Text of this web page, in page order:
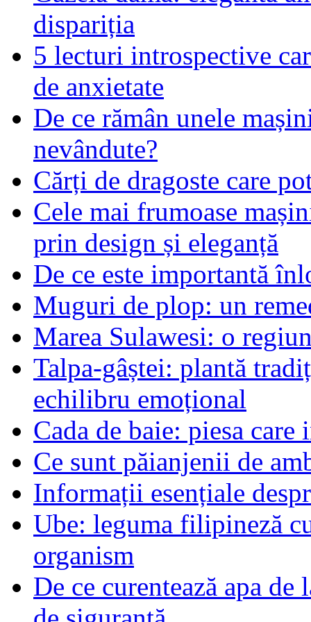
dispariția
5 lecturi introspective
de anxietate
De ce rămân unele
nevândute?
Cărți de dragoste care
Cele mai frumoase
prin design și eleganță
De ce este importantă
Muguri de plop: un
Marea Sulawesi: o
Talpa-gâștei: plantă
echilibru emoțional
Cada de baie: piesa
Ce sunt păianjenii de
Informații esențiale
Ube: leguma filipineză
organism
De ce curentează apa